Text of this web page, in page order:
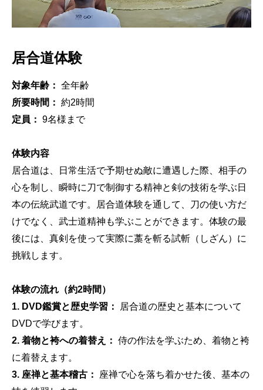
居合道体験
対象年齢： 全年齢
所要時間： 約2時間
定員： 9名様まで
体験内容
居合道は、日常生活で予期せぬ敵に遭遇した際、相手の
心を制し、瞬時に刀で制御する精神と剣の技術を学ぶ日
本の伝統武道です。居合道体験を通して、刀の使い方だ
けでなく、武士道精神も学ぶことができます。体験の最
後には、真剣を使って実際に藁を斬る試斬（しざん）に
挑戦します。
体験の流れ（約2時間）
1. DVD鑑賞と歴史学習：
居合道の歴史と基本について
DVDで学びます。
2. 着物と袴への着替え： 侍の作法を学ぶため、着物と袴
に着替えます。
3. 座禅と基本稽古：
座禅で心を落ち着かせた後、基本の